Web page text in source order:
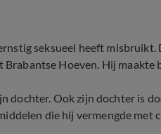
seksueel heeft
Hoeven. Hij maakte
dochter. Ook zijn dochter is
die hij vermengde met